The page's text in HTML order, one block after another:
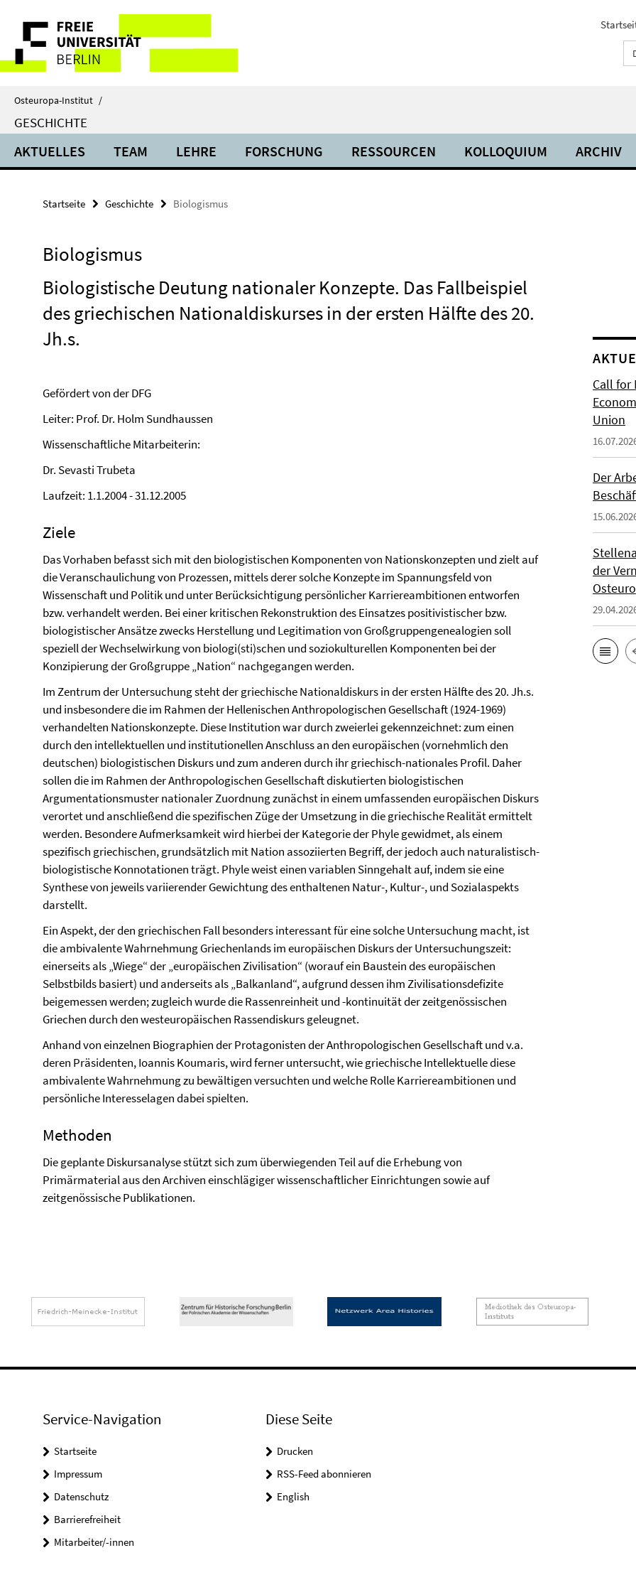
direkt
Inhalt
Service-
Navigation
Osteuropa-Institut /
GESCHICHTE
AKTUELLES TEAM LEHRE FORSCHUNG RESSOURCEN KOLLOQUIUM ARCHIV
Startseite Geschichte Biologismus
Biologismus
Biologistische Deutung nationaler Konzepte. Das Fallbeispiel
des griechischen Nationaldiskurses in der ersten Hälfte des 20.
Jh.s.
Gefördert von der DFG
Leiter: Prof. Dr. Holm Sundhaussen
Wissenschaftliche Mitarbeiterin:
Dr. Sevasti Trubeta
Laufzeit: 1.1.2004 - 31.12.2005
Ziele
Das Vorhaben befasst sich mit den biologistischen Komponenten von Nationskonzepten und zielt auf
die Veranschaulichung von Prozessen, mittels derer solche Konzepte im Spannungsfeld von
Wissenschaft und Politik und unter Berücksichtigung persönlicher Karriereambitionen entworfen
bzw. verhandelt werden. Bei einer kritischen Rekonstruktion des Einsatzes positivistischer bzw.
biologistischer Ansätze zwecks Herstellung und Legitimation von Großgruppengenealogien soll
speziell der Wechselwirkung von biologi(sti)schen und soziokulturellen Komponenten bei der
Konzipierung der Großgruppe „Nation“ nachgegangen werden.
Im Zentrum der Untersuchung steht der griechische Nationaldiskurs in der ersten Hälfte des 20. Jh.s.
und insbesondere die im Rahmen der Hellenischen Anthropologischen Gesellschaft (1924-1969)
verhandelten Nationskonzepte. Diese Institution war durch zweierlei gekennzeichnet: zum einen
durch den intellektuellen und institutionellen Anschluss an den europäischen (vornehmlich den
deutschen) biologistischen Diskurs und zum anderen durch ihr griechisch-nationales Profil. Daher
sollen die im Rahmen der Anthropologischen Gesellschaft diskutierten biologistischen
Argumentationsmuster nationaler Zuordnung zunächst in einem umfassenden europäischen Diskurs
verortet und anschließend die spezifischen Züge der Umsetzung in die griechische Realität ermittelt
werden. Besondere Aufmerksamkeit wird hierbei der Kategorie der Phyle gewidmet, als einem
spezifisch griechischen, grundsätzlich mit Nation assoziierten Begriff, der jedoch auch naturalistisch-
biologistische Konnotationen trägt. Phyle weist einen variablen Sinngehalt auf, indem sie eine
Synthese von jeweils variierender Gewichtung des enthaltenen Natur-, Kultur-, und Sozialaspekts
darstellt.
Ein Aspekt, der den griechischen Fall besonders interessant für eine solche Untersuchung macht, ist
die ambivalente Wahrnehmung Griechenlands im europäischen Diskurs der Untersuchungszeit:
einerseits als „Wiege“ der „europäischen Zivilisation“ (worauf ein Baustein des europäischen
Selbstbilds basiert) und anderseits als „Balkanland“, aufgrund dessen ihm Zivilisationsdefizite
beigemessen werden; zugleich wurde die Rassenreinheit und -kontinuität der zeitgenössischen
Griechen durch den westeuropäischen Rassendiskurs geleugnet.
Anhand von einzelnen Biographien der Protagonisten der Anthropologischen Gesellschaft und v.a.
deren Präsidenten, Ioannis Koumaris, wird ferner untersucht, wie griechische Intellektuelle diese
ambivalente Wahrnehmung zu bewältigen versuchten und welche Rolle Karriereambitionen und
persönliche Interesselagen dabei spielten.
Methoden
Die geplante Diskursanalyse stützt sich zum überwiegenden Teil auf die Erhebung von
Primärmaterial aus den Archiven einschlägiger wissenschaftlicher Einrichtungen sowie auf
zeitgenössische Publikationen.
Call for
Union
Der
der
Service-Navigation
Startseite
Impressum
Datenschutz
Barrierefreiheit
Mitarbeiter/-innen
Diese Seite
Drucken
RSS-Feed abonnieren
English